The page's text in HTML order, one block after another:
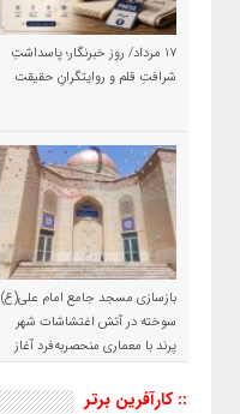
۱۷ مرداد/ روز خبرنگار؛ پاسداشتِ
شرافتِ قلم و روایتگرانِ حقیقت
بازسازی مسجد جامع امام علی(ع)
سوخته در آتش اغتشاشات شهر
پرند با معماری منحصربه‌فرد آغاز
:: کارآفرین برتر